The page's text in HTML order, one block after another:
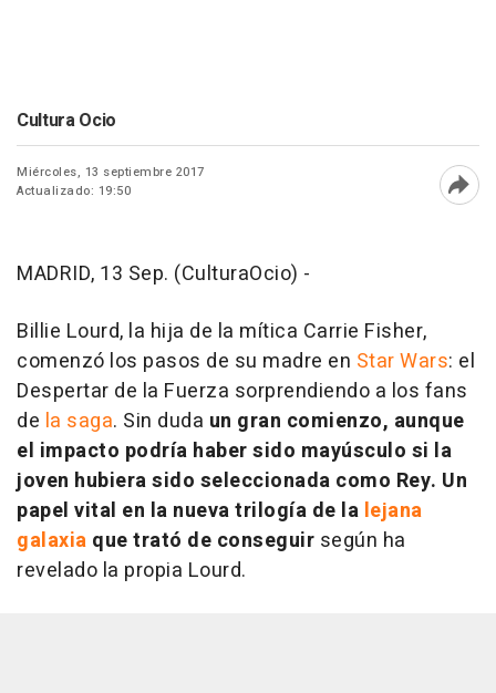
Cultura Ocio
Miércoles, 13 septiembre 2017
Actualizado: 19:50
MADRID, 13 Sep. (CulturaOcio) -
Billie Lourd, la hija de la mítica Carrie Fisher,
comenzó los pasos de su madre en Star Wars: el
Despertar de la Fuerza sorprendiendo a los fans
de la saga. Sin duda un gran comienzo, aunque
el impacto podría haber sido mayúsculo si la
joven hubiera sido seleccionada como Rey. Un
papel vital en la nueva trilogía de la lejana
galaxia que trató de conseguir según ha
revelado la propia Lourd.